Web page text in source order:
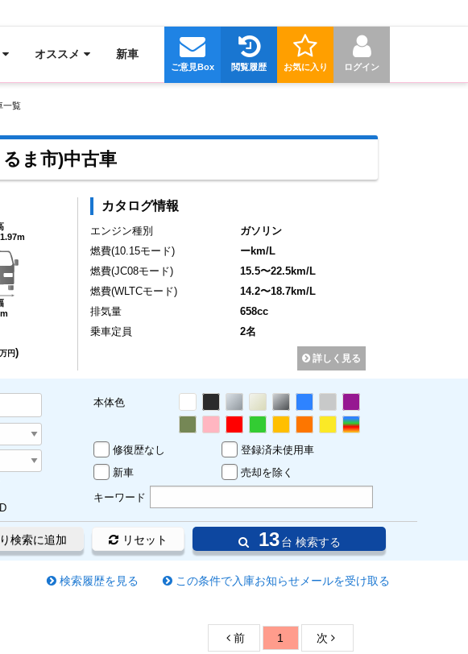
オススメ 新車
ログイン
お気に入り
閲覧履歴
ご意見Box
一覧
ま市)中古車
万円)
カタログ情報
エンジン種別
ガソリン
燃費(10.15モード)
ーkm/L
燃費(JC08モード)
15.5〜22.5km/L
燃費(WLTCモード)
14.2〜18.7km/L
排気量
658cc
乗車定員
2名
詳しく見る
本体色
修復歴なし
登録済未使用車
新車
売却を除く
キーワード
13 台 検索する
リセット
検索に追加
この条件で入庫お知らせメールを受け取る
検索履歴を見る
前 1 次